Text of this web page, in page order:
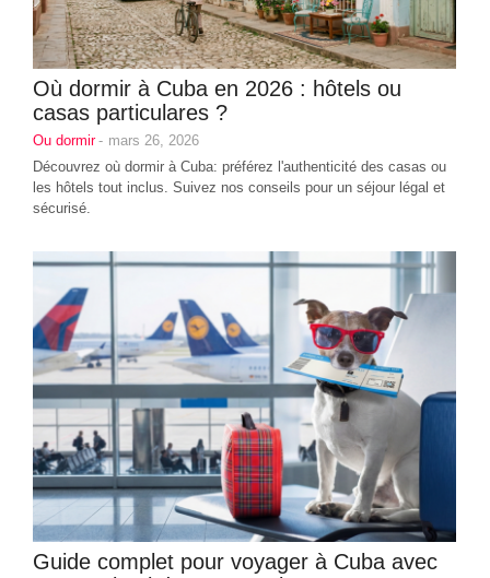
Où dormir à Cuba en 2026 : hôtels ou
casas particulares ?
Ou dormir - mars 26, 2026
Découvrez où dormir à Cuba: préférez l'authenticité des casas ou
les hôtels tout inclus. Suivez nos conseils pour un séjour légal et
sécurisé.
Guide complet pour voyager à Cuba avec